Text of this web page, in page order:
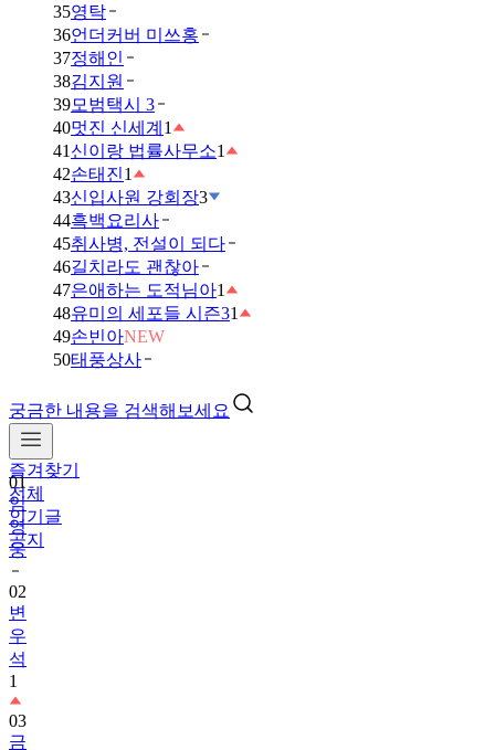
35영탁
36언더커버 미쓰홍
37정해인
38김지원
39모범택시 3
40멋진 신세계 1
41 신이랑 법률사무소1
42손태진1
43신입사원 강회장3
44흑백요리사
45취사병, 전설이 되다
46길치라도 괜찮아
47은애하는 도적님아1
48유미의 세포들 시즌31
49손빈아NEW
50태풍상사
궁금한 내용을 검색해보세요
즐겨찾기
전체
인기글
공지
01
임
영
웅
02
변
우
석
1
03
금